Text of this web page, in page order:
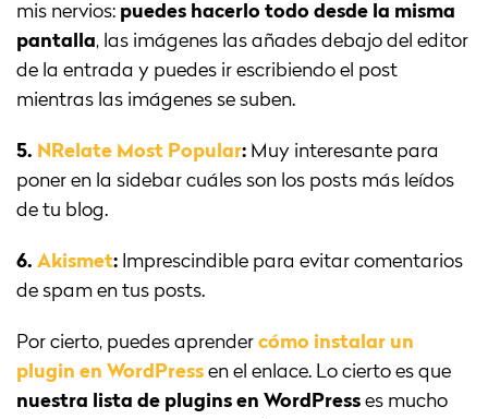
mis nervios: puedes hacerlo todo desde la misma
pantalla, las imágenes las añades debajo del editor
de la entrada y puedes ir escribiendo el post
mientras las imágenes se suben.
5. NRelate Most Popular: Muy interesante para
poner en la sidebar cuáles son los posts más leídos
de tu blog.
6. Akismet: Imprescindible para evitar comentarios
de spam en tus posts.
Por cierto, puedes aprender cómo instalar un
plugin en WordPress en el enlace. Lo cierto es que
nuestra lista de plugins en WordPress es mucho